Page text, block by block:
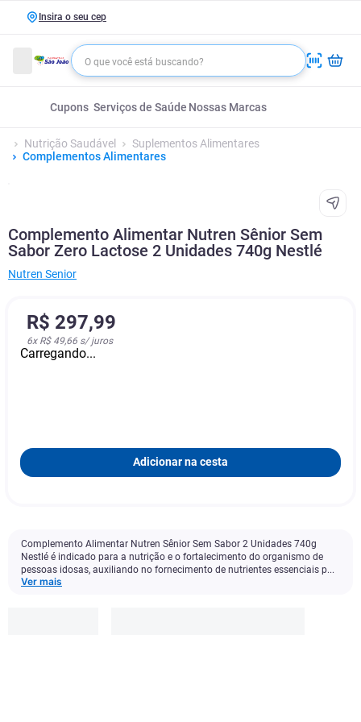
Insira o seu cep
Cupons Serviços de Saúde Nossas Marcas
Nutrição Saudável
Suplementos Alimentares
Complementos Alimentares
Complemento Alimentar Nutren Sênior Sem
Sabor Zero Lactose 2 Unidades 740g Nestlé
Nutren Senior
R$ 297,99
6x R$ 49,66 s/ juros
Carregando...
Adicionar na cesta
Complemento Alimentar Nutren Sênior Sem Sabor 2 Unidades 740g
Nestlé é indicado para a nutrição e o fortalecimento do organismo de
pessoas idosas, auxiliando no fornecimento de nutrientes essenciais p...
Ver mais